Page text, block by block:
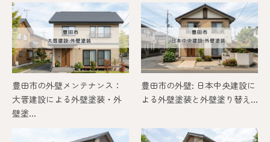
豊田市の外壁メンテナンス：
大晋建設による外壁塗装・外
壁塗...
豊田市の外壁: 日本中央建設に
よる外壁塗装と外壁塗り替え...